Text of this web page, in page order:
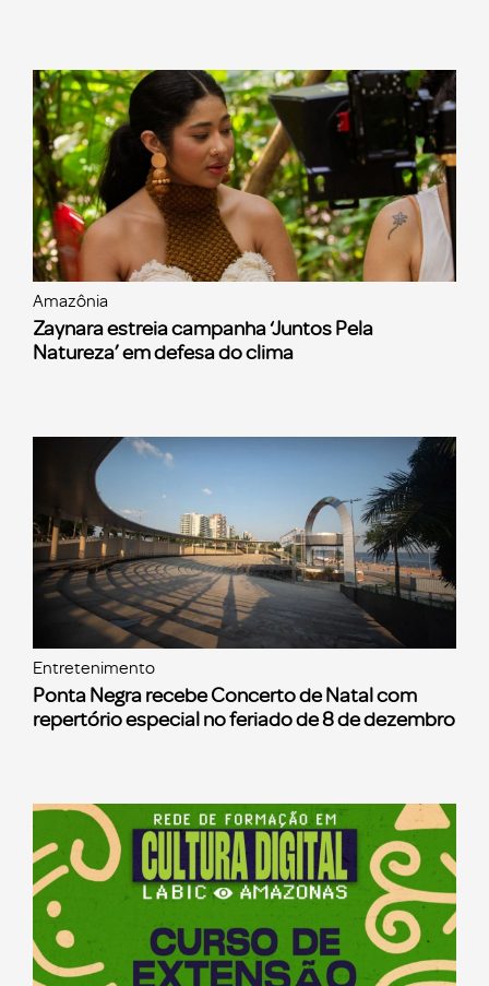
Amazônia
Zaynara estreia campanha ‘Juntos Pela
Natureza’ em defesa do clima
Entretenimento
Ponta Negra recebe Concerto de Natal com
repertório especial no feriado de 8 de dezembro